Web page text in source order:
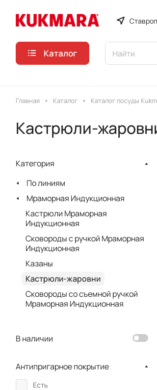
Каталог
Главная Каталог Каталог посуды
Кастрюли-
Категория
По линиям
Мраморная Индукционная
Кастрюли Мраморная
Индукционная
Сковороды с ручкой Мраморная
Индукционная
Казаны
Кастрюли-жаровни
Сковороды со съемной ручкой
Мраморная Индукционная
В наличии
Антипригарное покрытие
Есть